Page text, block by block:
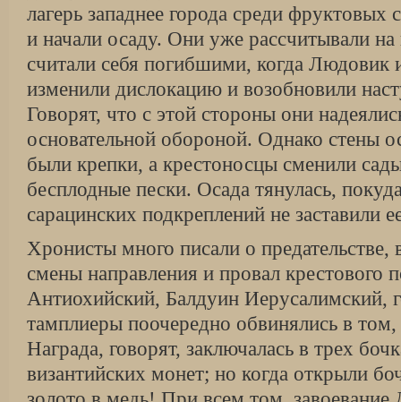
лагерь западнее города среди фруктовых
и начали осаду. Они уже рассчитывали на
считали себя погибшими, когда Людовик
изменили дислокацию и возобновили
Говорят, что с этой стороны они
основательной обороной. Однако стены
были крепки, а крестоносцы сменили
бесплодные пески. Осада тянулась,
сарацинских подкреплений не заставили
Хронисты много писали о
смены направления и провал крестового
Антиохийский, Балдуин Иерусалимский,
тамплиеры поочередно обвинялись в
Награда, говорят, заключалась в трех
византийских монет; но когда открыли